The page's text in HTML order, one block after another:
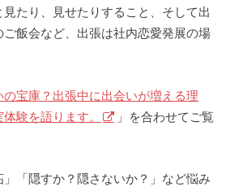
たり、見せたりすること、そして出
飯会など、出張は社内恋愛発展の場
の宝庫？出張中に出会いが増える理
験を語ります。
」を合わせてご覧
」「隠すか？隠さないか？」など悩み